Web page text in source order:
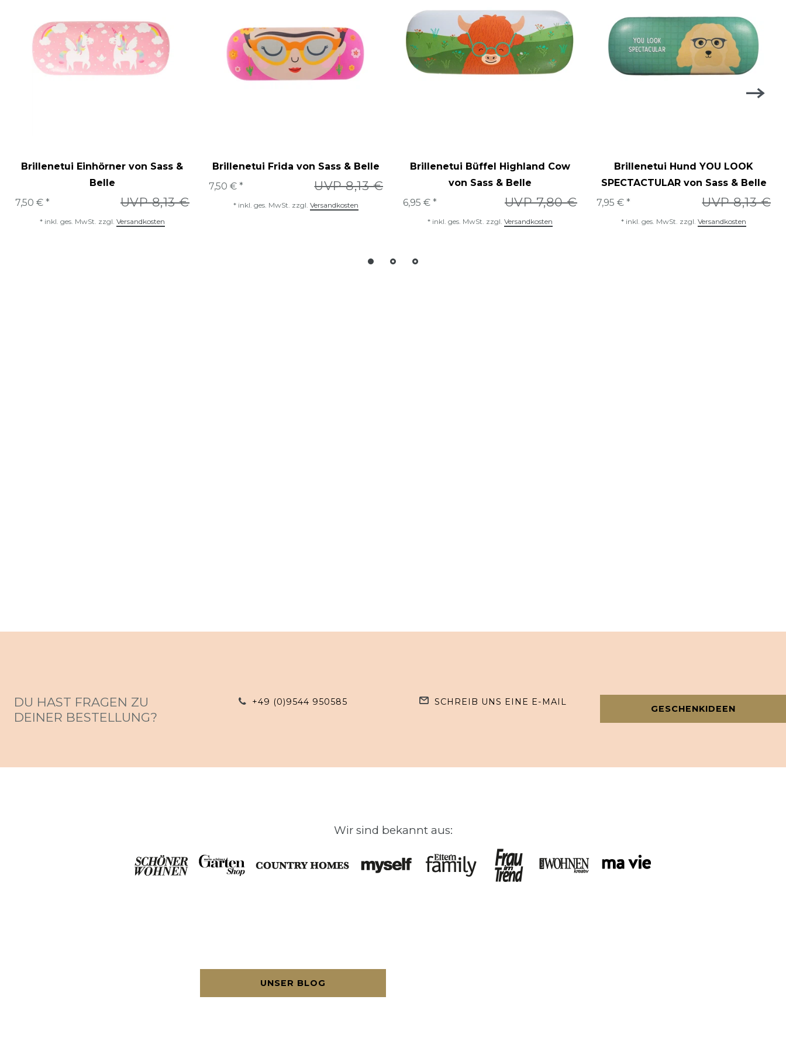
Brillenetui Einhörner von Sass &
Belle
UVP 8,13 €
7,50 € *
* inkl. ges. MwSt. zzgl. Versandkosten
Brillenetui Frida von Sass & Belle
UVP 8,13 €
7,50 € *
* inkl. ges. MwSt. zzgl.Versandkosten
Brillenetui Büffel Highland Cow
von Sass & Belle
UVP 7,80 €
6,95 € *
* inkl. ges. MwSt. zzgl. Versandkosten
Brillenetui Hund YOU LOOK
SPECTACTULAR von Sass & Belle
UVP 8,13 €
7,95 € *
* inkl. ges. MwSt. zzgl.Versandkosten
DU HAST FRAGEN ZU
DEINER BESTELLUNG?
+49 (0)9544 950585 SCHREIB UNS EINE E-MAIL
GESCHENKIDEEN
Wir sind bekannt aus:
UNSER BLOG